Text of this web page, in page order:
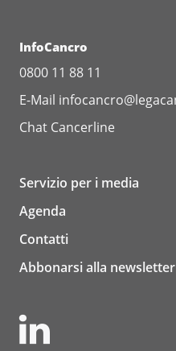
InfoCancro
0800 11 88 11
E-Mail
Chat Cancerline
Servizio per i media
Agenda
Contatti
Abbonarsi alla newsletter